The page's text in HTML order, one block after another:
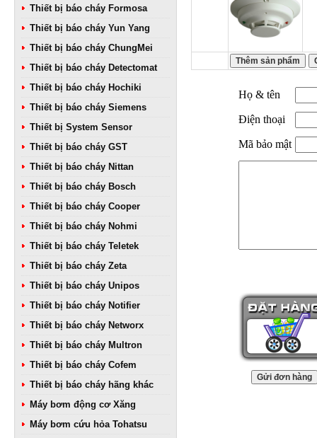
Thiết bị báo cháy Formosa
Thiết bị báo cháy Yun Yang
Thiết bị báo cháy ChungMei
Thiết bị báo cháy Detectomat
Thiết bị báo cháy Hochiki
Thiết bị báo cháy Siemens
Thiết bị System Sensor
Thiết bị báo cháy GST
Thiết bị báo cháy Nittan
Thiết bị báo cháy Bosch
Thiết bị báo cháy Cooper
Thiết bị báo cháy Nohmi
Thiết bị báo cháy Teletek
Thiết bị báo cháy Zeta
Thiết bị báo cháy Unipos
Thiết bị báo cháy Notifier
Thiết bị báo cháy Networx
Thiết bị báo cháy Multron
Thiết bị báo cháy Cofem
Thiết bị báo cháy hãng khác
Máy bơm động cơ Xăng
Máy bơm cứu hỏa Tohatsu
Họ & tên
Điện thoại
Mã bảo mật